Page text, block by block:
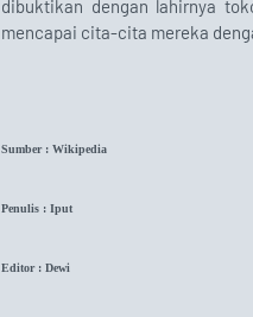
dibuktikan dengan lahirnya
mencapai cita-cita mereka
Sumber : Wikipedia
Penulis : Iput
Editor : Dewi